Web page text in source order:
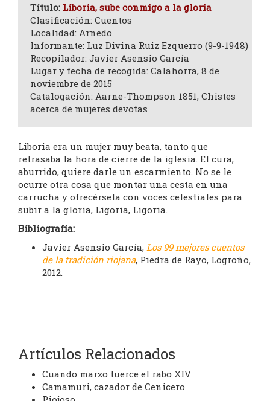
Título: Liboria, sube conmigo a la gloria
Clasificación: Cuentos
Localidad: Arnedo
Informante: Luz Divina Ruiz Ezquerro (9-9-1948)
Recopilador: Javier Asensio García
Lugar y fecha de recogida: Calahorra, 8 de
noviembre de 2015
Catalogación: Aarne-Thompson 1851, Chistes
acerca de mujeres devotas
Liboria era un mujer muy beata, tanto que
retrasaba la hora de cierre de la iglesia. El cura,
aburrido, quiere darle un escarmiento. No se le
ocurre otra cosa que montar una cesta en una
carrucha y ofrecérsela con voces celestiales para
subir a la gloria, Ligoria, Ligoria.
Bibliografía:
Javier Asensio García, Los 99 mejores cuentos
de la tradición riojana, Piedra de Rayo, Logroño,
2012.
Artículos Relacionados
Cuando marzo tuerce el rabo XIV
Camamuri, cazador de Cenicero